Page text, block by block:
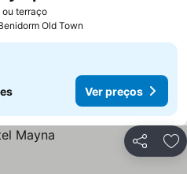
ou terraçoVer preços
Old Town
Ver preços
Partilhar